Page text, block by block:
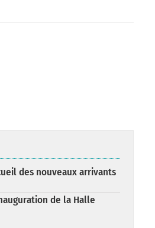
des nouveaux arrivants
de la Halle